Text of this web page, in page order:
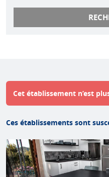
Cet établissement n’est
Ces établissements sont